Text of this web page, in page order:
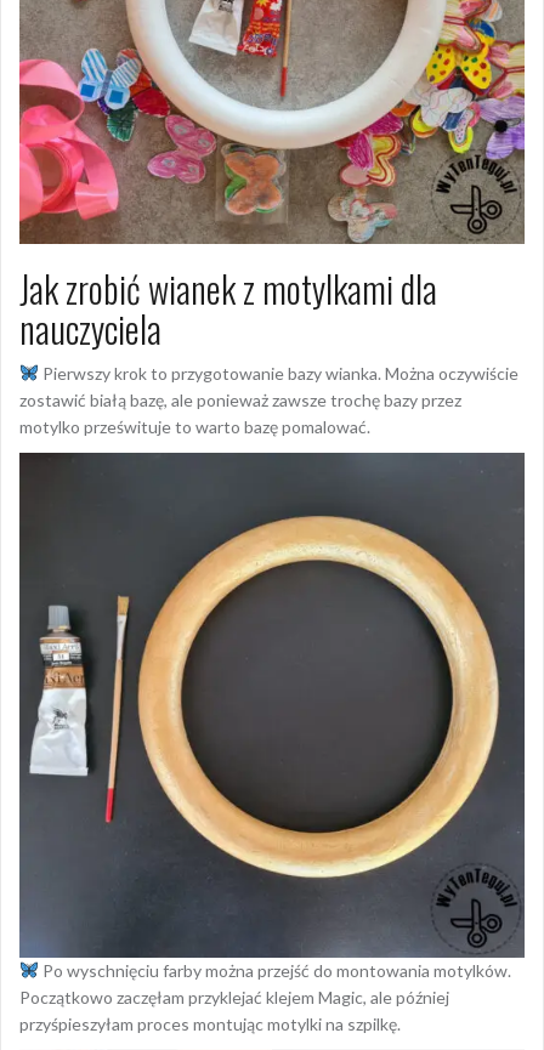
Jak zrobić wianek z motylkami dla
nauczyciela
Pierwszy krok to przygotowanie bazy wianka. Można oczywiście
zostawić białą bazę, ale ponieważ zawsze trochę bazy przez
motylko prześwituje to warto bazę pomalować.
Po wyschnięciu farby można przejść do montowania motylków.
Początkowo zaczęłam przyklejać klejem Magic, ale później
przyśpieszyłam proces montując motylki na szpilkę.